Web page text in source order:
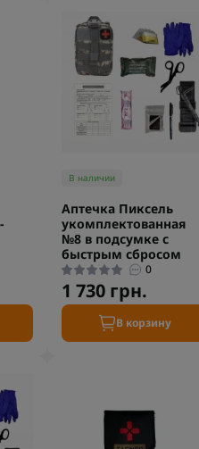
В наличии
Аптечка Пиксель
укомплектованная
№8 в подсумке с
быстрым сбросом
0
1 730 грн.
В корзину